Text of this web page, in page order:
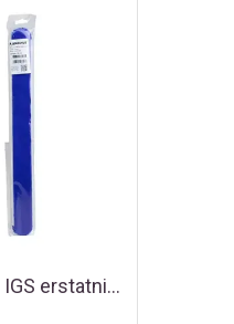
Madshus IGS erstatningsfell 45cm